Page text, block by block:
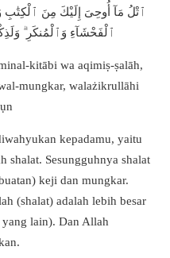
ٱتْلُ مَآ أُوحِىَ إِلَيْكَ مِنَ
ٱلْفَحْشَآءِ وَٱلْمُنكَرِ
kitābi wa aqimiṣ-ṣalāh,
mungkar, walażikrullāhi
kepadamu, yaitu
Sesungguhnya shalat
keji dan mungkar.
(shalat) adalah lebih besar
lain). Dan Allah